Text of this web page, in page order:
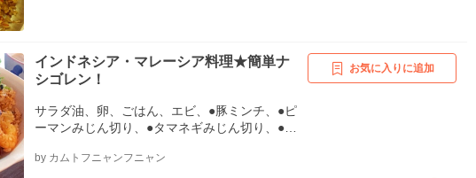
インドネシア・マレーシア料理★簡単ナ
シゴレン！
サラダ油、卵、ごはん、エビ、●豚ミンチ、●ピ
ーマンみじん切り、●タマネギみじん切り、●ざ
チー、温泉卵
by カムトフニャンフニャン
お気に入りに追加